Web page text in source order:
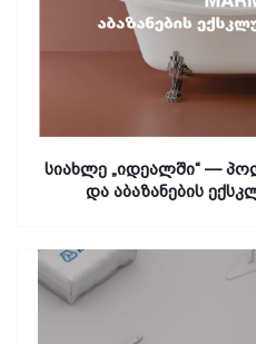
სიახლე „იდეალში“ —
და აბაზანების